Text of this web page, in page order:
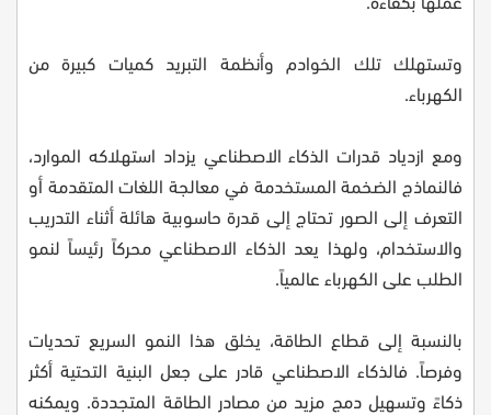
وتستهلك تلك الخوادم وأنظمة التبريد كميات كبيرة من
الكهرباء.
ومع ازدياد قدرات الذكاء الاصطناعي يزداد استهلاكه الموارد،
فالنماذج الضخمة المستخدمة في معالجة اللغات المتقدمة أو
التعرف إلى الصور تحتاج إلى قدرة حاسوبية هائلة أثناء التدريب
والاستخدام، ولهذا يعد الذكاء الاصطناعي محركاً رئيساً لنمو
الطلب على الكهرباء عالمياً.
بالنسبة إلى قطاع الطاقة، يخلق هذا النمو السريع تحديات
وفرصاً. فالذكاء الاصطناعي قادر على جعل البنية التحتية أكثر
ذكاءً وتسهيل دمج مزيد من مصادر الطاقة المتجددة. ويمكنه